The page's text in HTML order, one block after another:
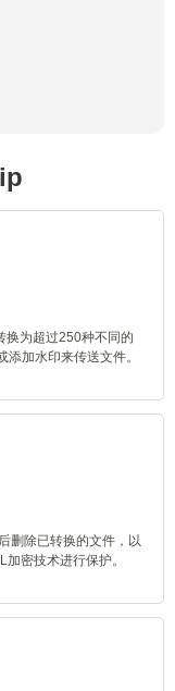
换为超过250种不同的
加水印来传送文件。
删除已转换的文件，以
密技术进行保护。